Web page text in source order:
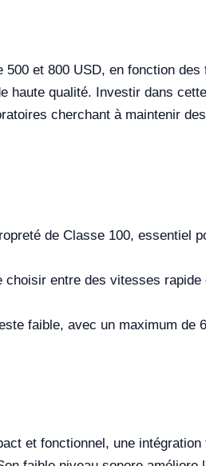
et 800 USD, en fonction des
haute qualité. Investir dans
cherchant à maintenir
de Classe 100, essentiel
choisir entre des vitesses rapide
faible, avec un maximum de
et fonctionnel, une intégration